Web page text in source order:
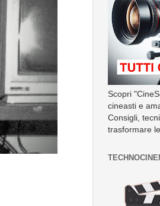
Scopri
cineasti e
Consigli,
trasformare